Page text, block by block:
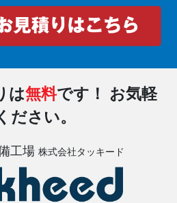
は無料です！
お気軽
ださい。
工場 株式会社タッキード